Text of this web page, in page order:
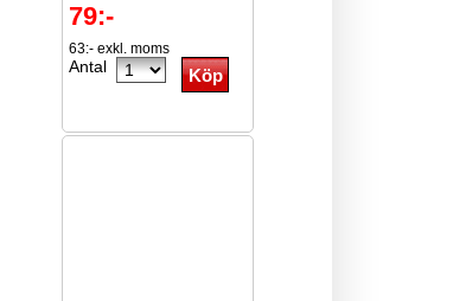
79:-
63:- exkl. moms
Antal